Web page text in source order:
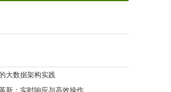
大数据架构实践
新：实时响应与高效操作